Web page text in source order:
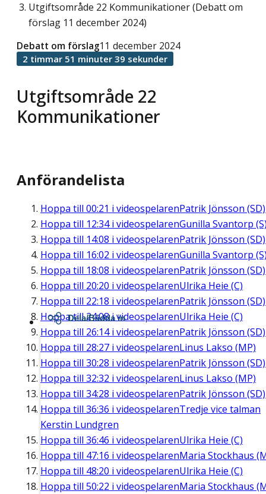
Utgiftsområde 22 Kommunikationer (Debatt om
förslag 11 december 2024)
Utgiftsområde 22
Kommunikationer
Debatt om förslag11 december 2024
2 timmar 51 minuter 39 sekunder
Anförandelista
Hoppa till 00:21 i videospelarenPatrik Jönsson (SD)
Hoppa till 12:34i videospelarenGunilla Svantorp
Hoppa till 14:08 i videospelarenPatrik Jönsson (SD)
Hoppa till 16:02 i videospelarenGunilla Svantorp
Hoppa till 18:08 i videospelarenPatrik Jönsson (SD)
Hoppa till 20:20 i videospelarenUlrika Heie (C)
Hoppa till 22:18 i videospelarenPatrik Jönsson (SD)
Hoppa till24:08i videospelarenUlrika Heie (C)
Hoppa till 26:14i videospelarenPatrik Jönsson (SD)
Hoppa till 28:27 i videospelarenLinus Lakso (MP)
Hoppa till 30:28 i videospelarenPatrik Jönsson (SD)
Hoppa till 32:32 i videospelarenLinus Lakso (MP)
Hoppa till 34:28 i videospelarenPatrik Jönsson (SD)
Hoppa till 36:36 i videospelarenTredje vice talman
Kerstin Lundgren
Hoppa till 36:46 i videospelarenUlrika Heie (C)
Hoppa till 47:16 i videospelarenMaria Stockhaus
Hoppa till 48:20 i videospelarenUlrika Heie (C)
Hoppa till 50:22 i videospelarenMaria Stockhaus
Dela/Bädda in